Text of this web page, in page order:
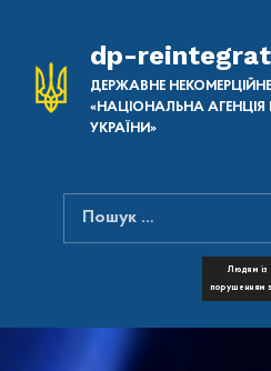
dp-
ДЕРЖАВНЕ
«НАЦІОНАЛЬНА АГЕНЦІЯ
УКРАЇНИ»
ПОШУК НА САЙТІ
Пошук:
Людям із
порушенням